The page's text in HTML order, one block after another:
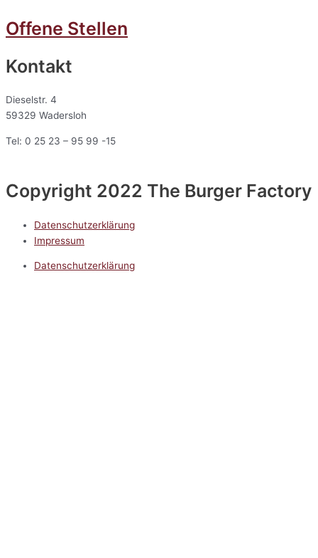
Offene Stellen
Kontakt
Dieselstr. 4
59329 Wadersloh
Tel: 0 25 23 – 95 99 -15
Copyright 2022 The Burger Factory
Datenschutzerklärung
Impressum
Datenschutzerklärung